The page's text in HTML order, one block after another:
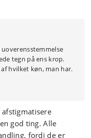
tegn på ens krop.
hvilket køn, man har.
afstigmatisere
god ting. Alle
fordi de er